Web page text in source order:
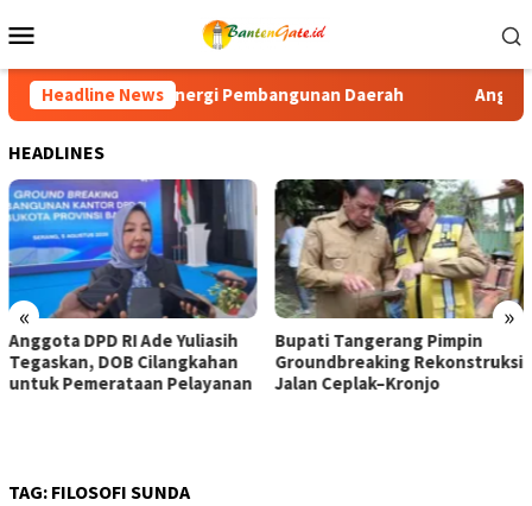
ke
Mobile
Headline News
Daerah Anggota DPD RI Ade Yuliasih
HEADLINES
« »
Anggota DPD RI Ade Yuliasih
Tegaskan, DOB Cilangkahan
untuk Pemerataan Pelayanan
Bupati Tangerang Pimpin
Groundbreaking Rekonstruksi
Jalan Ceplak–Kronjo
TAG: FILOSOFI SUNDA